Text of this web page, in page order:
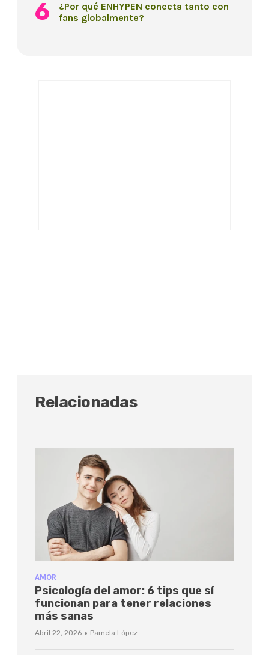
¿Por qué ENHYPEN conecta tanto con
fans globalmente?
Relacionadas
AMOR
Psicología del amor: 6 tips que sí
funcionan para tener relaciones
más sanas
Abril 22, 2026 · Pamela López